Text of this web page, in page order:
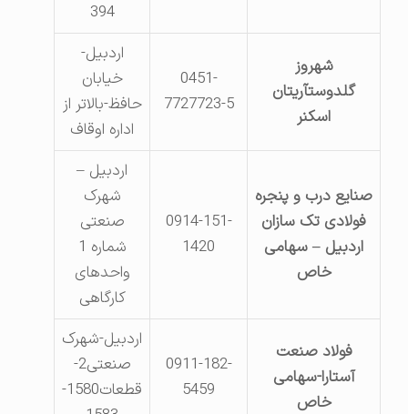
شهروز
گلدوستآریتان
اسکنر
0451-
7727723-5
اردبیل-
خیابان
حافظ-بالاتر از
اداره اوقاف
صنایع درب و پنجره
فولادی تک سازان
اردبیل – سهامی
خاص
0914-151-
1420
اردبیل –
شهرک
صنعتی
شماره 1
واحدهای
کارگاهی
فولاد صنعت
آستارا-سهامی
خاص
0911-182-
5459
اردبیل-شهرک
صنعتی2-
قطعات1580-